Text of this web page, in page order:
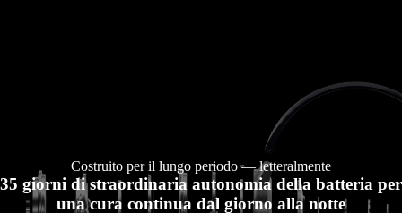
Costruito per il lungo periodo — letteralmente
35 giorni di straordinaria autonomia della batteria per
una cura continua dal giorno alla notte